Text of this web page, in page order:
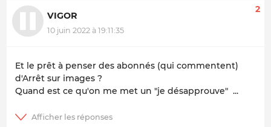
VIGOR
10 juin 2022 à 19:11:35
2
Et le prêt à penser des abonnés (qui commentent)
d'Arrêt sur images ?
Quand est ce qu'on me met un "je désapprouve" ...